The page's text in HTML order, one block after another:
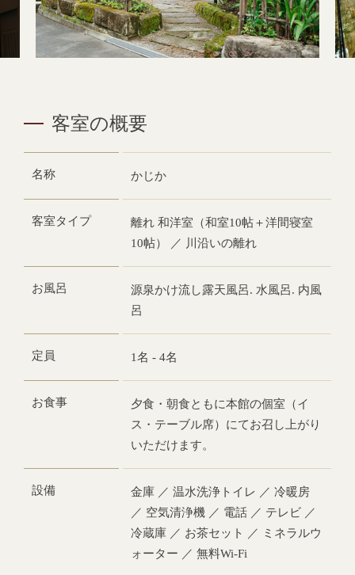
客室の概要
名称 かじか
客室タイプ
離れ 和洋室（和室10帖＋洋間寝室
10帖） ／ 川沿いの離れ
お風呂
源泉かけ流し露天風呂. 水風呂. 内風
呂
定員 1名 - 4名
お食事
夕食・朝食ともに本館の個室（イ
ス・テーブル席）にてお召し上がり
いただけます。
設備
金庫 ／ 温水洗浄トイレ ／ 冷暖房
／ 空気清浄機 ／ 電話 ／ テレビ ／
冷蔵庫 ／ お茶セット ／ ミネラルウ
ォーター ／ 無料Wi-Fi